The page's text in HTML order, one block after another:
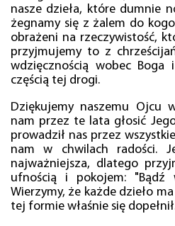
nasze dzieła, które dumnie
żegnamy się z żalem do
obrażeni na rzeczywistość,
przyjmujemy to z
wdzięcznością wobec Boga
częścią tej drogi.
Dziękujemy naszemu Ojcu
nam przez te lata głosić
prowadził nas przez
nam w chwilach radości.
najważniejsza, dlatego
ufnością i pokojem: "Bądź
Wierzymy, że każde dzieło
tej formie właśnie się